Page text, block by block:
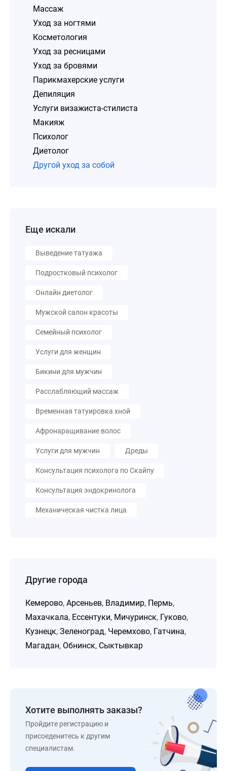
Массаж
Уход за ногтями
Косметология
Уход за ресницами
Уход за бровями
Парикмахерские услуги
Депиляция
Услуги визажиста-стилиста
Макияж
Психолог
Диетолог
Другой уход за собой
Еще искали
Выведение татуажа
Подростковый психолог
Онлайн диетолог
Мужской салон красоты
Семейный психолог
Услуги для женщин
Бикини для мужчин
Расслабляющий массаж
Временная татуировка хной
Афронаращивание волос
Услуги для мужчин Дреды
Консультация психолога по Скайпу
Консультация эндокринолога
Механическая чистка лица
Другие города
Кемерово, Арсеньев, Владимир, Пермь,
Махачкала, Ессентуки, Мичуринск, Гуково,
Кузнецк, Зеленоград, Черемхово, Гатчина,
Магадан, Обнинск, Сыктывкар
Хотите выполнять заказы?
Пройдите регистрацию и
присоеденитесь к другим
специалистам.